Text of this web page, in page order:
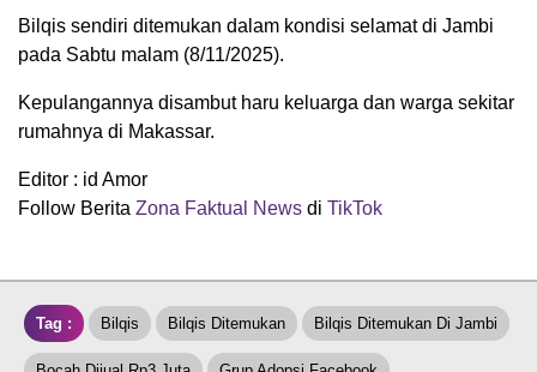
Bilqis sendiri ditemukan dalam kondisi selamat di Jambi
pada Sabtu malam (8/11/2025).
Kepulangannya disambut haru keluarga dan warga sekitar
rumahnya di Makassar.
Editor : id Amor
Follow Berita Zona Faktual News di TikTok
Tag : Bilqis Bilqis Ditemukan Bilqis Ditemukan Di Jambi